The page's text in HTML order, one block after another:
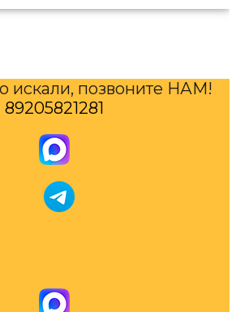
искали, позвоните НАМ!
89205821281